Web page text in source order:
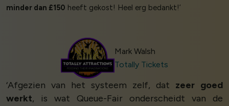
minder dan £150 heeft gekost! Heel erg bedankt!’
Mark Walsh
Totally Tickets
‘Afgezien van het systeem zelf, dat zeer goed
werkt, is wat Queue-Fair onderscheidt van de